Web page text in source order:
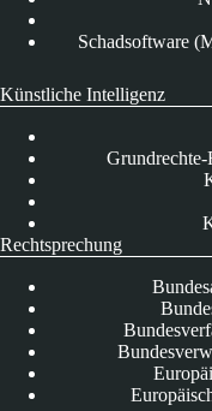
Schadsoftware
Künstliche Intelligenz
Rechtsprechung